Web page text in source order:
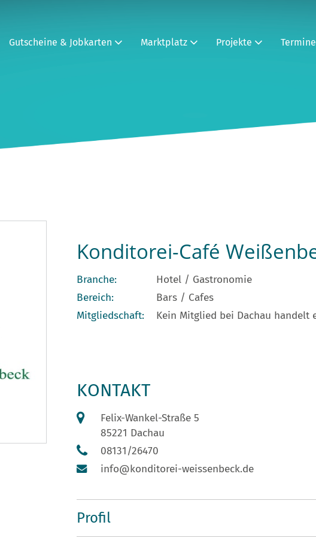
Gutscheine & Jobkarten Marktplatz Projekte Termine
Konditorei-Café
Branche:
Hotel / Gastronomie
Bereich:
Bars / Cafes
Mitgliedschaft:
Kein Mitglied bei Dachau handelt
KONTAKT
Felix-Wankel-Straße 5
85221 Dachau
08131/26470
info@konditorei-weissenbeck.de
Profil